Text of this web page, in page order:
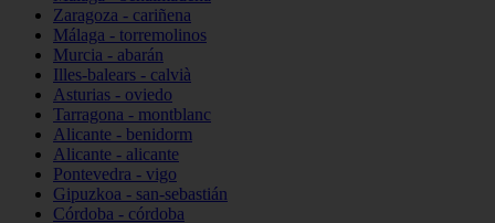
Zaragoza - cariñena
Málaga - torremolinos
Murcia - abarán
Illes-balears - calvià
Asturias - oviedo
Tarragona - montblanc
Alicante - benidorm
Alicante - alicante
Pontevedra - vigo
Gipuzkoa - san-sebastián
Córdoba - córdoba